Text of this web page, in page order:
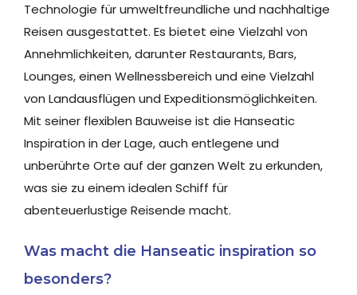
Technologie für umweltfreundliche und nachhaltige
Reisen ausgestattet. Es bietet eine Vielzahl von
Annehmlichkeiten, darunter Restaurants, Bars,
Lounges, einen Wellnessbereich und eine Vielzahl
von Landausflügen und Expeditionsmöglichkeiten.
Mit seiner flexiblen Bauweise ist die Hanseatic
Inspiration in der Lage, auch entlegene und
unberührte Orte auf der ganzen Welt zu erkunden,
was sie zu einem idealen Schiff für
abenteuerlustige Reisende macht.
Was macht die Hanseatic inspiration so
besonders?